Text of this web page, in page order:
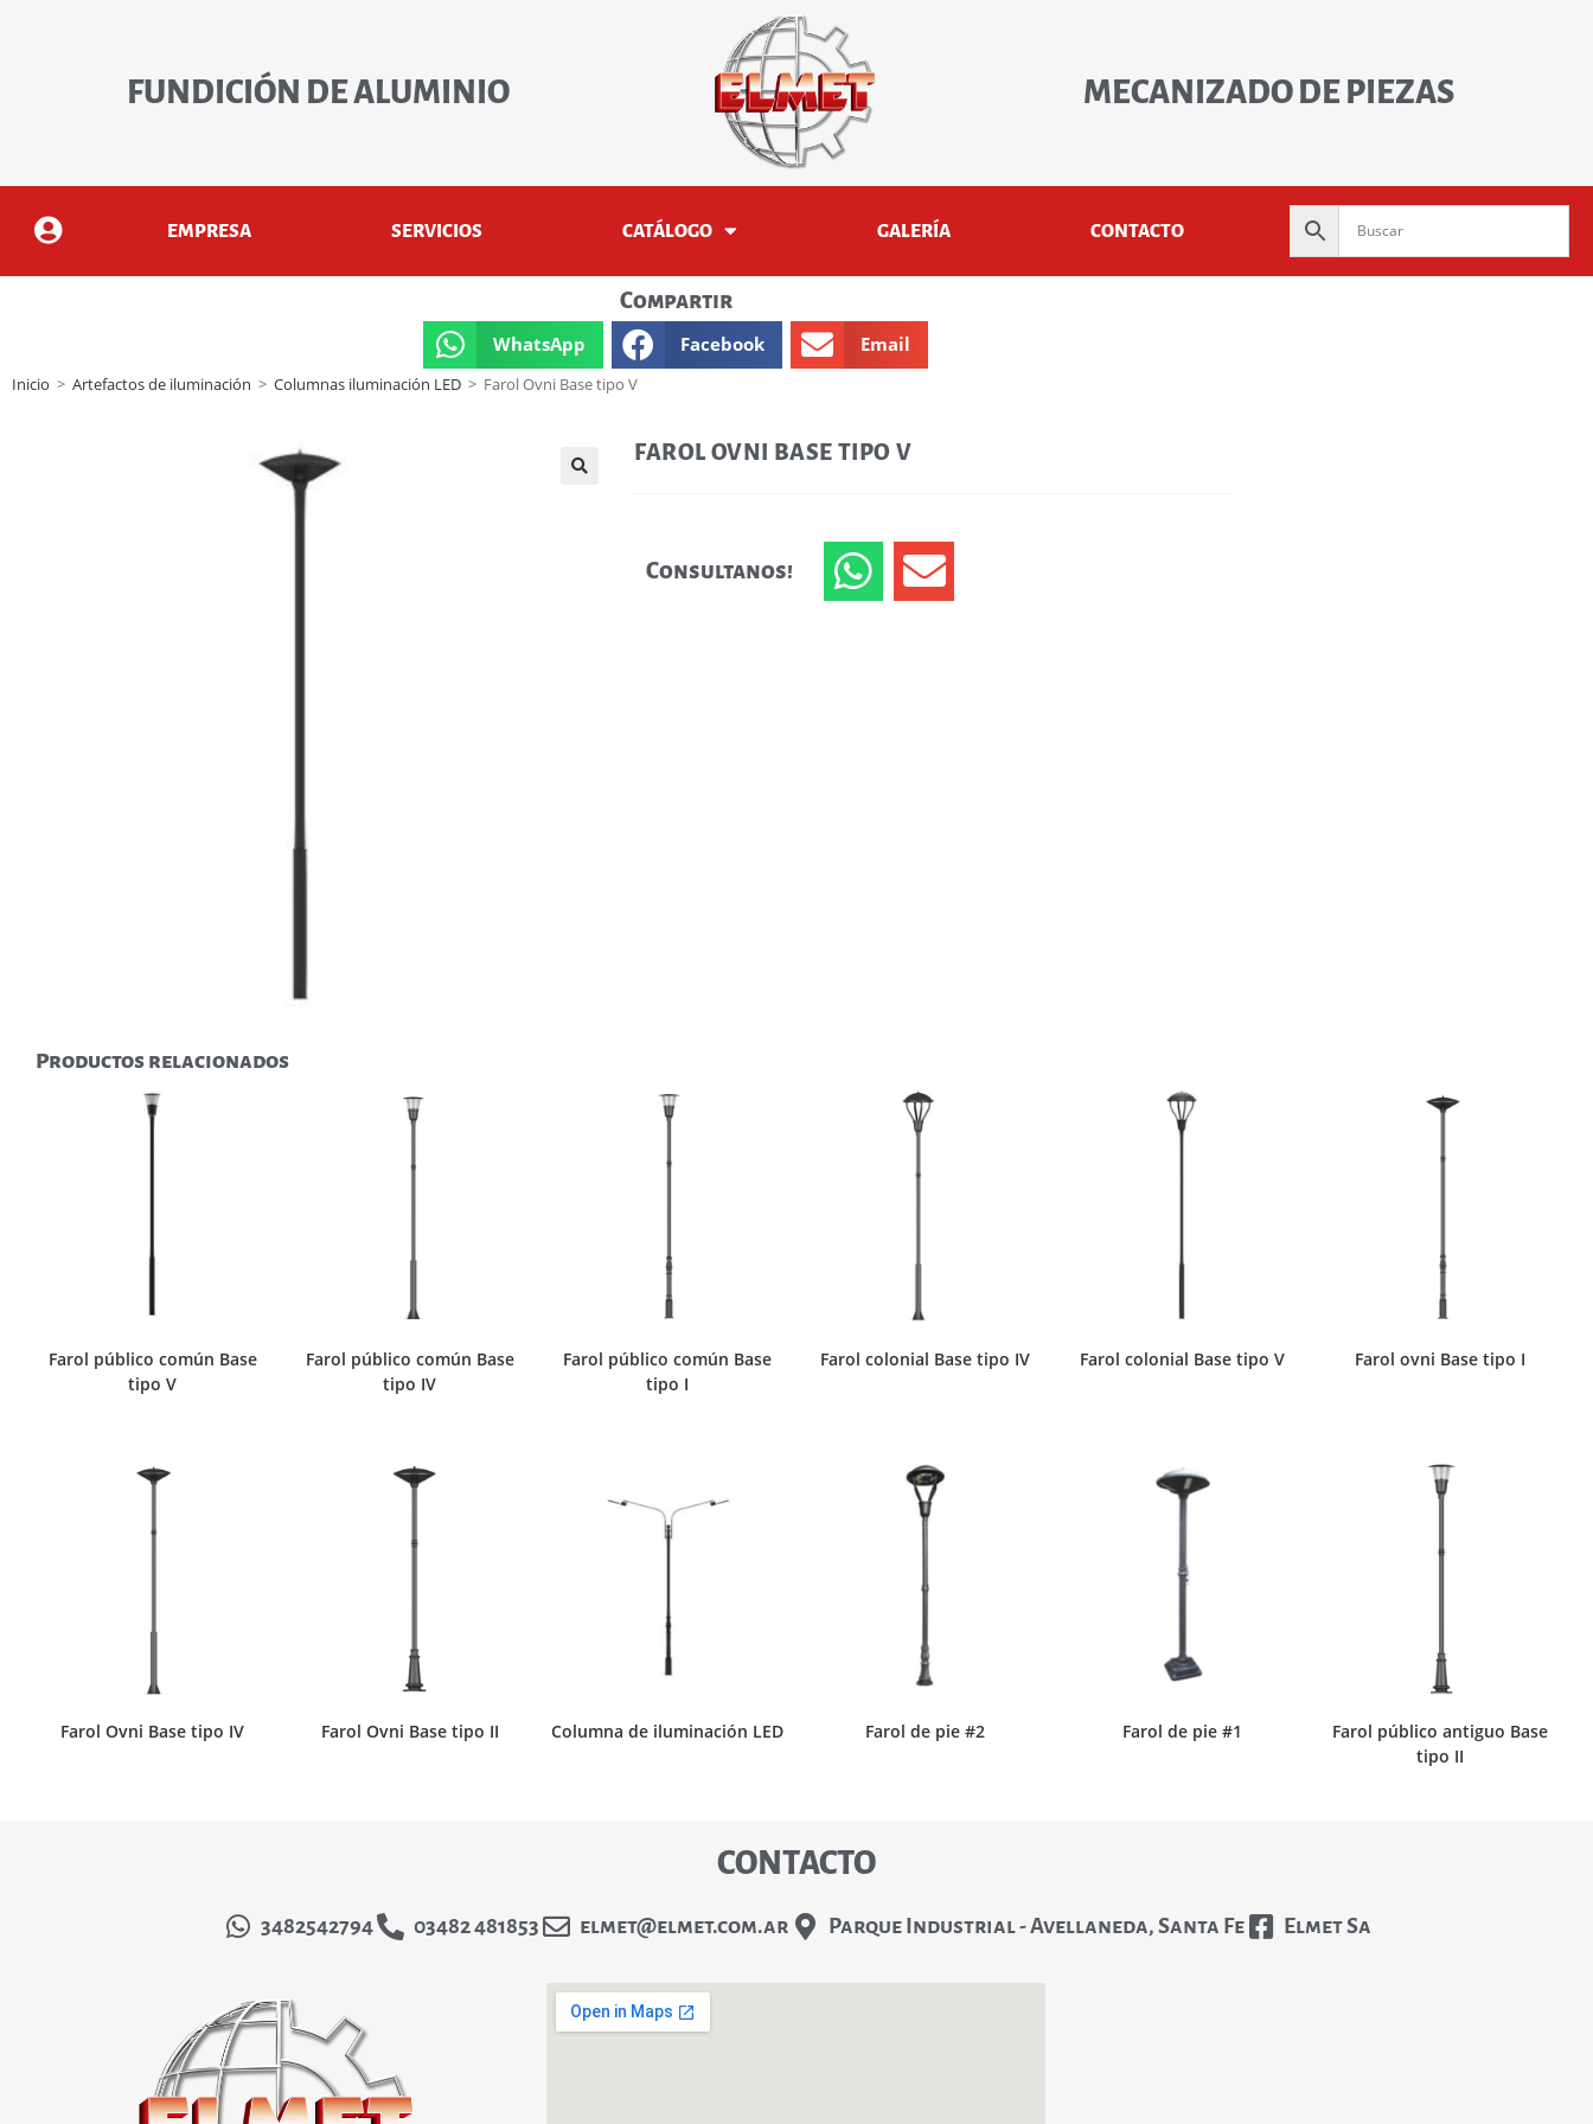
FUNDICIÓN DE ALUMINIO MECANIZADO DE PIEZAS
EMPRESA SERVICIOS CATÁLOGO GALERÍA CONTACTO
Compartir
WhatsApp Facebook Email
Inicio > Artefactos de iluminación > Columnas iluminación LED > Farol Ovni Base tipo V
FAROL OVNI BASE TIPO V
Consultanos!
Productos relacionados
Farol público común Base
tipo V
Farol público común Base
tipo IV
Farol público común Base
tipo I
Farol colonial Base tipo IV Farol colonial Base tipo V Farol ovni Base tipo I
Farol Ovni Base tipo IV Farol Ovni Base tipo II Columna de iluminación LED Farol de pie #2 Farol de pie #1
Farol público antiguo Base
tipo II
CONTACTO
3482542794 03482 481853 elmet@elmet.com.ar Parque Industrial - Avellaneda, Santa Fe Elmet Sa